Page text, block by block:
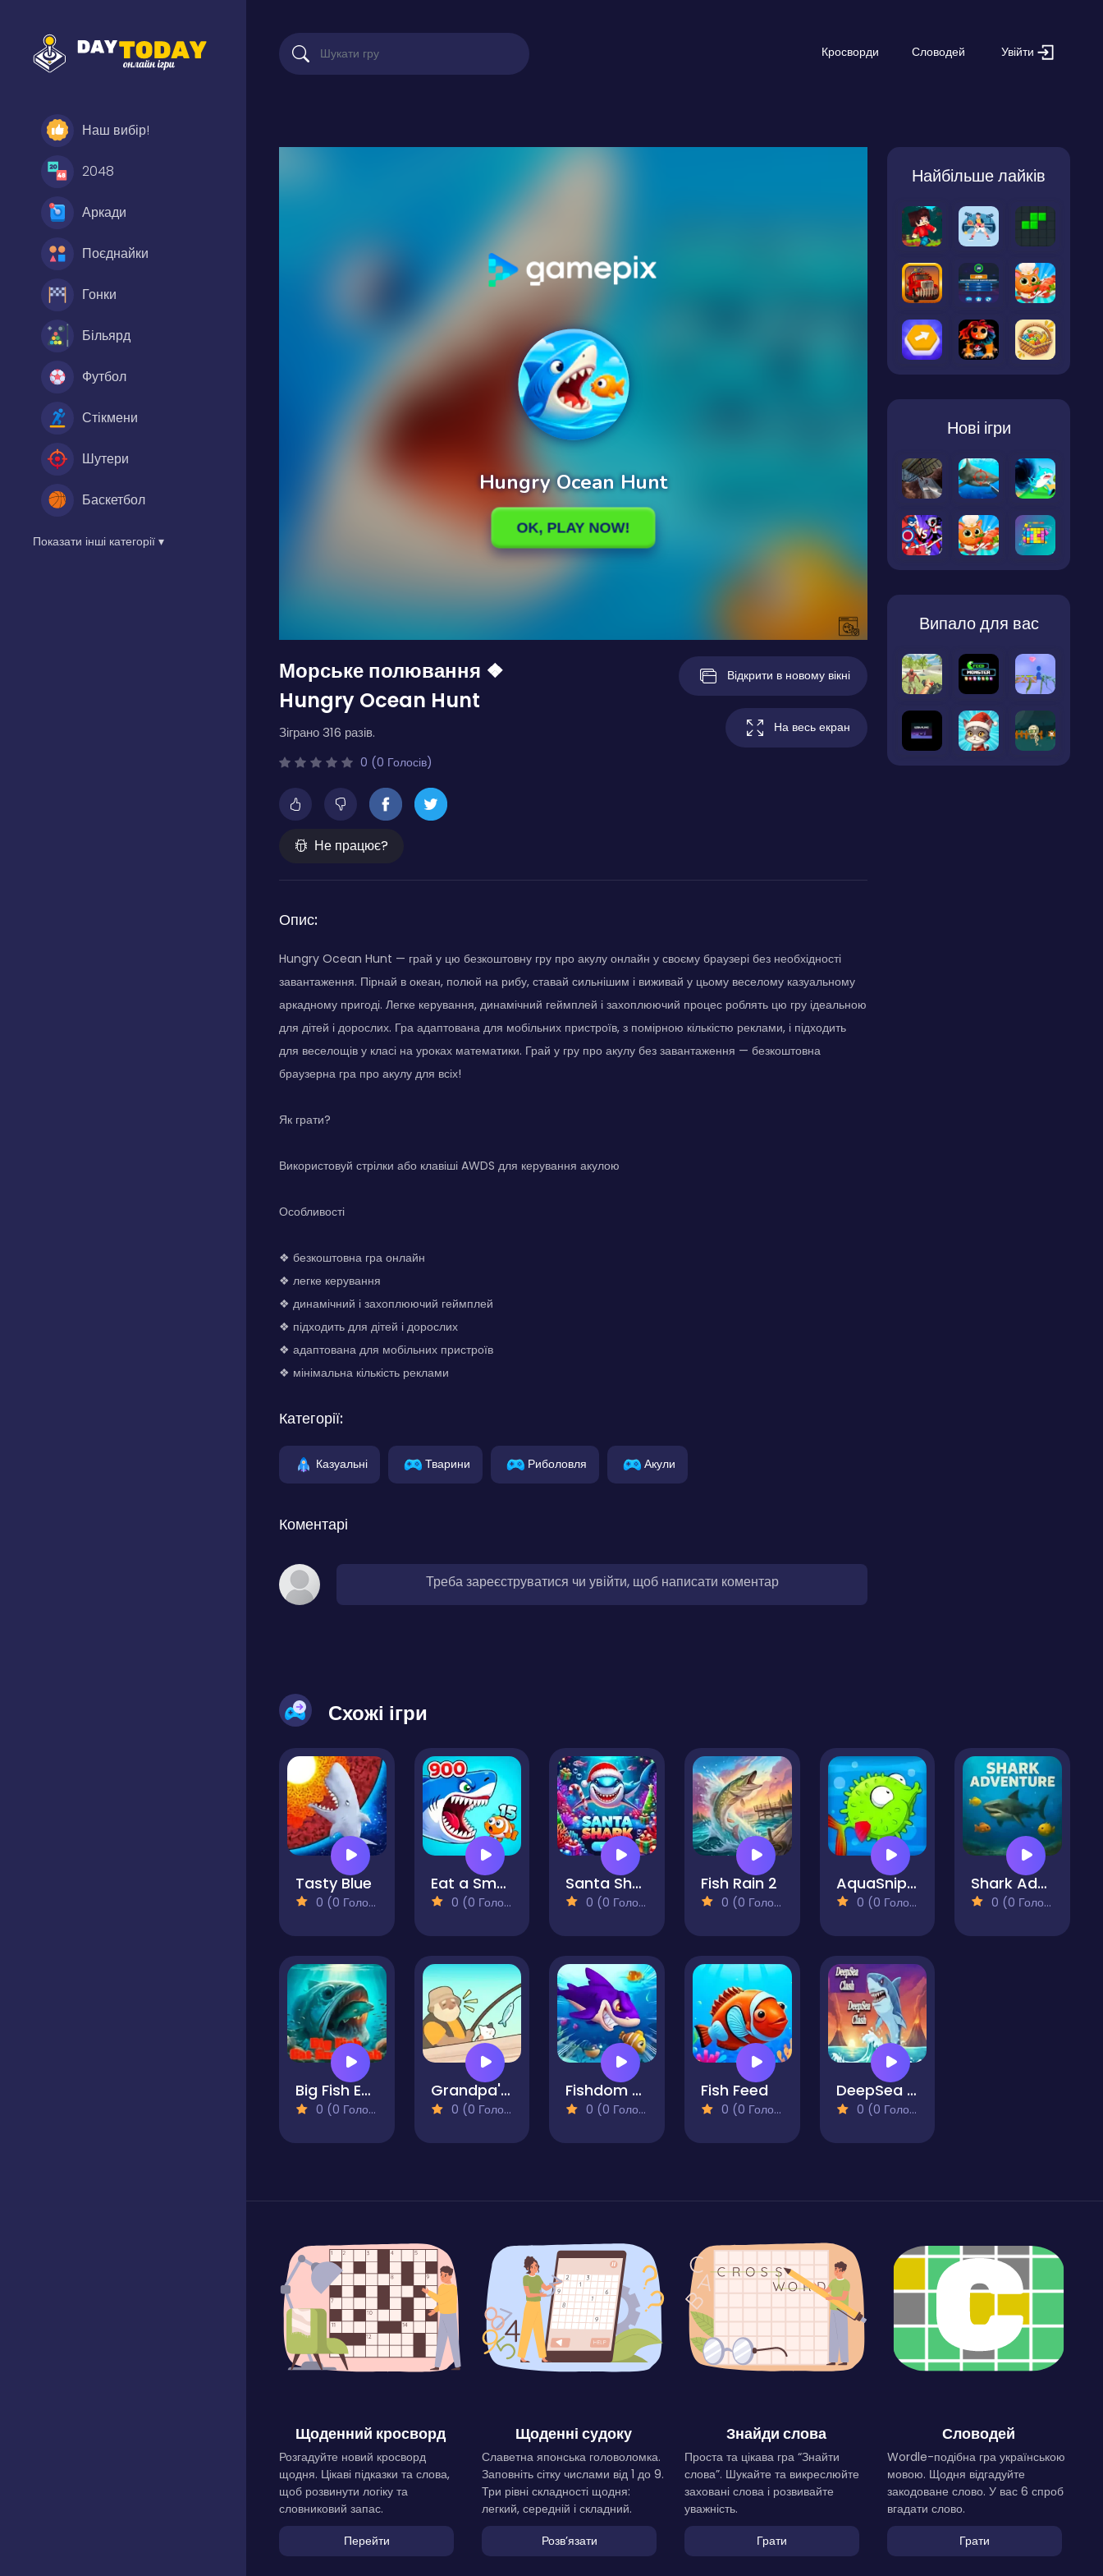
Наш вибір!
2048
Аркади
Поєднайки
Гонки
Більярд
Футбол
Стікмени
Шутери
Баскетбол
Показати інші категорії ▾
Кросворди Словодей Увійти
Морське полювання ❖
Hungry Ocean Hunt
Зіграно 316 разів.
0 (0 Голосів)
Не працює?
Відкрити в новому вікні
На весь екран
Опис:
Hungry Ocean Hunt — грай у цю безкоштовну гру про акулу онлайн у своєму браузері без необхідності
завантаження. Пірнай в океан, полюй на рибу, ставай сильнішим і виживай у цьому веселому казуальному
аркадному пригоді. Легке керування, динамічний геймплей і захоплюючий процес роблять цю гру ідеальною
для дітей і дорослих. Гра адаптована для мобільних пристроїв, з помірною кількістю реклами, і підходить
для веселощів у класі на уроках математики. Грай у гру про акулу без завантаження — безкоштовна
браузерна гра про акулу для всіх!
Як грати?
Використовуй стрілки або клавіші AWDS для керування акулою
Особливості
❖ безкоштовна гра онлайн
❖ легке керування
❖ динамічний і захоплюючий геймплей
❖ підходить для дітей і дорослих
❖ адаптована для мобільних пристроїв
❖ мінімальна кількість реклами
Категорії:
Казуальні Тварини Риболовля Акули
Коментарі
Треба зареєструватися чи увійти, щоб написати коментар
Найбільше лайків
Нові ігри
Випало для вас
Схожі ігри
Tasty Blue
0 (0 Голосів)
Eat a Smaller Fish
0 (0 Голосів)
Santa Shark
0 (0 Голосів)
Fish Rain 2
0 (0 Голосів)
AquaSnipers
0 (0 Голосів)
Shark Adventure
0 (0 Голосів)
Big Fish Eat Small Fish
0 (0 Голосів)
Grandpa's Fishing Boat
0 (0 Голосів)
Fishdom Mania
0 (0 Голосів)
Fish Feed
0 (0 Голосів)
DeepSea Clash
0 (0 Голосів)
Щоденний кросворд
Розгадуйте новий кросворд
щодня. Цікаві підказки та слова,
щоб розвинути логіку та
словниковий запас.
Перейти
Щоденні судоку
Славетна японська головоломка.
Заповніть сітку числами від 1 до 9.
Три рівні складності щодня:
легкий, середній і складний.
Розвʼязати
Знайди слова
Проста та цікава гра “Знайти
слова”. Шукайте та викреслюйте
заховані слова і розвивайте
уважність.
Грати
Словодей
Wordle-подібна гра українською
мовою. Щодня відгадуйте
закодоване слово. У вас 6 спроб
вгадати слово.
Грати